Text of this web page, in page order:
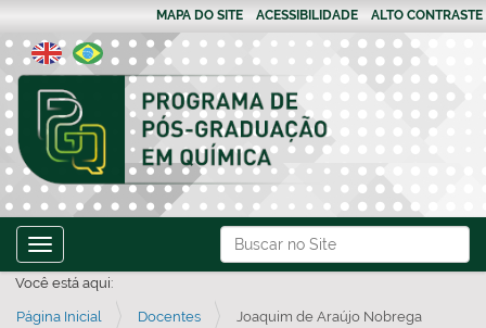
Busca
Busca Avançada…
MAPA DO SITE ACESSIBILIDADE ALTO CONTRASTE
Toggle navigation
Você está aqui:
Página Inicial Docentes Joaquim de Araújo Nobrega